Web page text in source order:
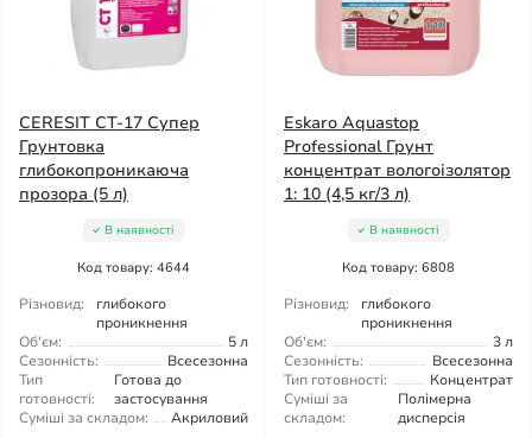
CERESIT CT-17 Супер
Грунтовка
глибокопроникаюча
прозора (5 л)
В наявності
Код товару: 4644
Різновид:
глибокого
проникнення
Об'єм:
5 л
Сезонність:
Всесезонна
Тип
готовності:
Готова до
застосування
Суміші за складом:
Акриловий
Eskaro Aquastop
Professional Грунт
концентрат вологоізолятор
1: 10 (4,5 кг/3 л)
В наявності
Код товару: 6808
Різновид:
глибокого
проникнення
Об'єм:
3 л
Сезонність:
Всесезонна
Тип готовності:
Концентрат
Суміші за
складом:
Полімерна
дисперсія